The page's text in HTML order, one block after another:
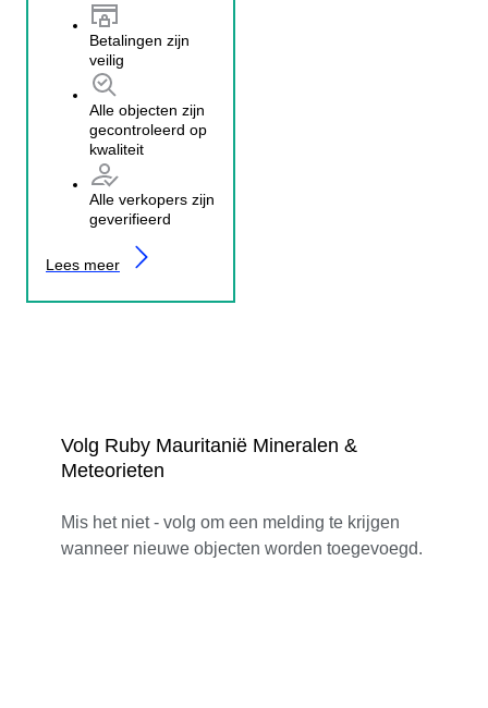
Betalingen zijn
veilig
Alle objecten zijn
gecontroleerd op
kwaliteit
Alle verkopers zijn
geverifieerd
Lees meer
Volg Ruby Mauritanië Mineralen &
Meteorieten
Mis het niet - volg om een melding te krijgen
wanneer nieuwe objecten worden toegevoegd.